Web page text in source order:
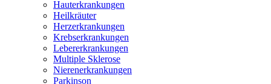
Hauterkrankungen
Heilkräuter
Herzerkrankungen
Krebserkrankungen
Lebererkrankungen
Multiple Sklerose
Nierenerkrankungen
Parkinson